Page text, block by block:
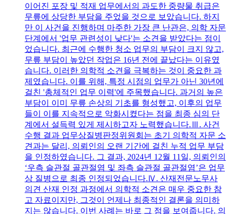
이어진 포장 및 적재 업무에서의 과도한 중량물 취급은
무릎에 상당한 부담을 주었을 것으로 보았습니다. 하지
만 이 사건을 진행하며 마주한 가장 큰 난관은, 의학 자문
단계에서 '업무 관련성이 낮다'는 소견을 받았다는 점이
었습니다. 최근에 수행한 청소 업무의 부담이 크지 않고,
무릎 부담이 높았던 작업은 16년 전에 끝났다는 이유였
습니다. 이러한 의학적 소견을 극복하는 것이 중요한 과
제였습니다. 이를 위해, 특정 시점의 업무가 아닌 30년에
걸친 '총체적인 업무 이력'에 주목했습니다. 과거의 높은
부담이 이미 무릎 손상의 기초를 형성했고, 이후의 업무
들이 이를 지속적으로 악화시켰다는 점을 최종 심의 단
계에서 설득력 있게 제시하고자 노력했습니다.Ⅲ. 사건
수행 결과 업무상질병판정위원회는 초기 의학적 자문 소
견과는 달리, 의뢰인의 오랜 기간에 걸친 누적 업무 부담
을 인정하였습니다. 그 결과, 2024년 12월 11일, 의뢰인의
‘우측 슬관절 골관절염 및 좌측 슬관절 골관절염’은 업무
상 질병으로 최종 인정되었습니다.Ⅳ. 산재전문노무사
의견 산재 인정 과정에서 의학적 소견은 매우 중요한 참
고 자료이지만, 그것이 언제나 최종적인 결론을 의미하
지는 않습니다. 이번 사례는 바로 그 점을 보여줍니다. 의